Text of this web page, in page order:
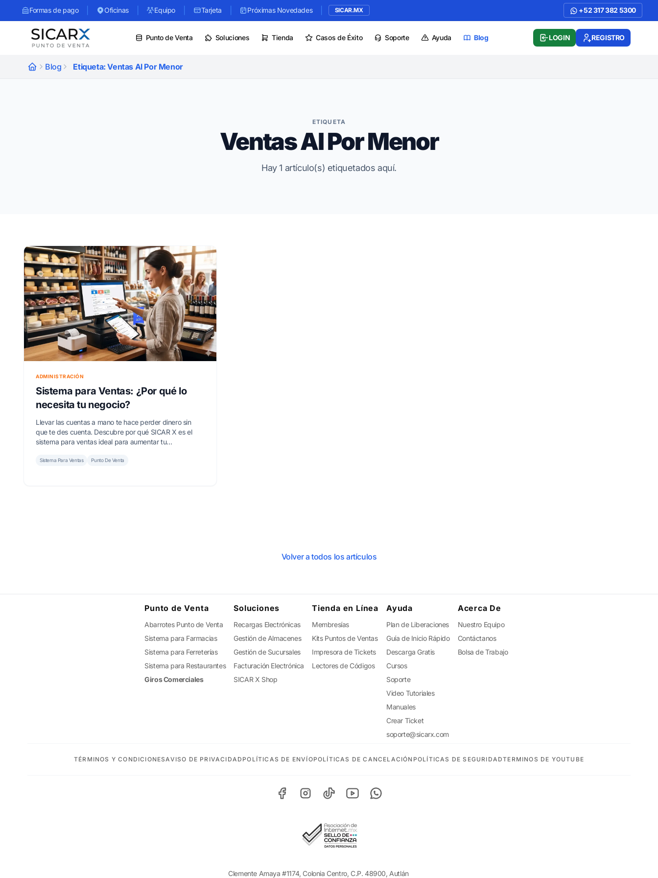
Formas de pago Oficinas Equipo Tarjeta Próximas Novedades SICAR.MX +52 317 382 5300
Punto de Venta Soluciones Tienda Casos de Éxito Soporte Ayuda Blog LOGIN REGISTRO
Blog Etiqueta: Ventas Al Por Menor
ETIQUETA
Ventas Al Por Menor
Hay 1 artículo(s) etiquetados aquí.
ADMINISTRACIÓN
Sistema para Ventas: ¿Por qué lo
necesita tu negocio?
Llevar las cuentas a mano te hace perder dinero sin
que te des cuenta. Descubre por qué SICAR X es el
sistema para ventas ideal para aumentar tu
Sistema Para Ventas Punto De Venta
Volver a todos los artículos
Punto de Venta
Abarrotes Punto de Venta
Sistema para Farmacias
Sistema para Ferreterías
Sistema para Restaurantes
Giros Comerciales
Soluciones
Recargas Electrónicas
Gestión de Almacenes
Gestión de Sucursales
Facturación Electrónica
SICAR X Shop
Tienda en Línea
Membresías
Kits Puntos de Ventas
Impresora de Tickets
Lectores de Códigos
Ayuda
Plan de Liberaciones
Guía de Inicio Rápido
Descarga Gratis
Cursos
Soporte
Video Tutoriales
Manuales
Crear Ticket
soporte@sicarx.com
Acerca De
Nuestro Equipo
Contáctanos
Bolsa de Trabajo
TÉRMINOS Y CONDICIONESAVISO DE PRIVACIDAD POLÍTICAS DE ENVÍOPOLÍTICAS DE CANCELACIÓN POLÍTICAS DE SEGURIDADTERMINOS DE YOUTUBE
Clemente Amaya #1174, Colonia Centro, C.P. 48900, Autlán